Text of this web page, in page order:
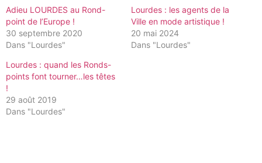
Adieu LOURDES au Rond-
point de l’Europe !
30 septembre 2020
Dans "Lourdes"
Lourdes : les agents de la
Ville en mode artistique !
20 mai 2024
Dans "Lourdes"
Lourdes : quand les Ronds-
points font tourner…les têtes
!
29 août 2019
Dans "Lourdes"